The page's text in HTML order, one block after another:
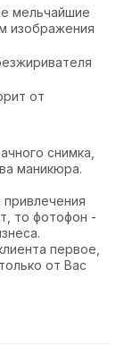
мельчайшие
изображения
от
снимка,
маникюра.
то фотофон -
первое,
от Вас